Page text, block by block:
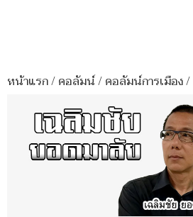
หน้าแรก/คอลัมน์/คอลัมน์การเมือง/